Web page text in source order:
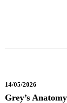
14/05/2026
Grey’s